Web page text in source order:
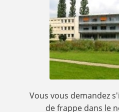
Vous vous demandez
de frappe dans le